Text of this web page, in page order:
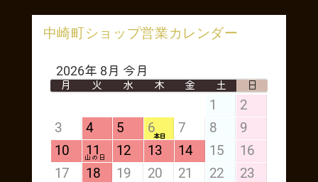
中崎町ショップ営業カレンダー